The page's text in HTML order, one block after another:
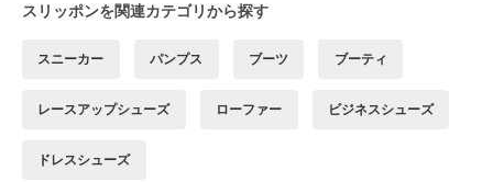
スリッポンを関連カテゴリから探す
スニーカー パンプス ブーツ ブーティ
レースアップシューズ ローファー ビジネスシューズ
ドレスシューズ